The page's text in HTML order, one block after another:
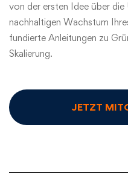
von der ersten Idee über die
nachhaltigen Wachstum
fundierte Anleitungen zu
Skalierung.
JETZT